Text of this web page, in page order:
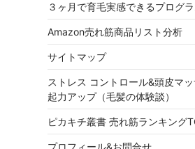
３ヶ月で育毛実感できるプログ
Amazon売れ筋商品リスト分析
サイトマップ
ストレス コントロール&頭皮マ
起力アップ（毛髪の体験談）
ピカキチ叢書 売れ筋ランキング